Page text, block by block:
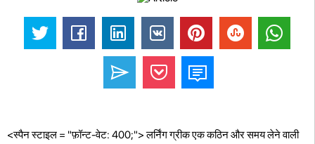
<स्पैन स्टाइल = "फ़ॉन्ट-वेट: 400;"> लर्निंग ग्रीक एक कठिन और समय लेने वाली